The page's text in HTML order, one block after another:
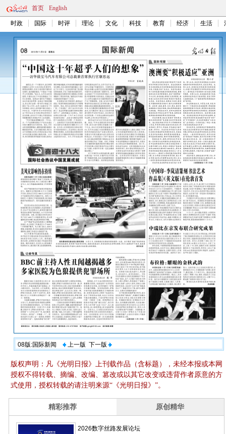
首页 English
时政 国际 时评 理论 文化 科技 教育 经济 生活
08版:国际新闻 上一版 下一版
版权声明：凡《光明日报》上刊载作品（含标题），未经本报或本网
授权不得转载、摘编、改编、篡改或以其它改变或违背作者原意的方
式使用，授权转载的请注明来源“《光明日报》”。